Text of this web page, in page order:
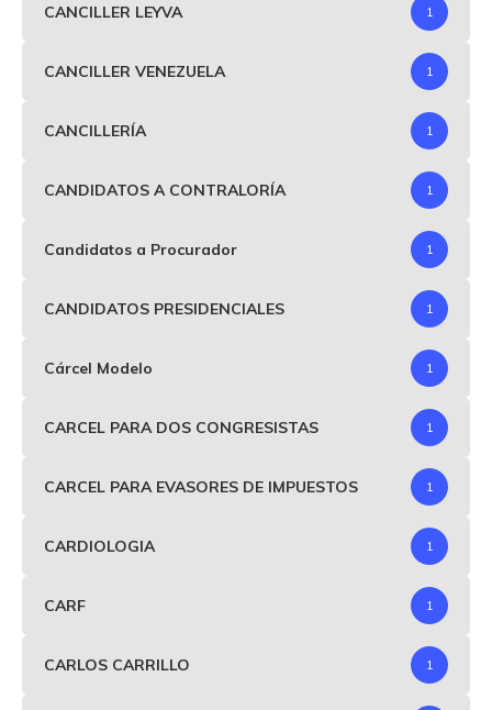
CANCILLER LEYVA 1
CANCILLER VENEZUELA 1
CANCILLERÍA 1
CANDIDATOS A CONTRALORÍA 1
Candidatos a Procurador 1
CANDIDATOS PRESIDENCIALES 1
Cárcel Modelo 1
CARCEL PARA DOS CONGRESISTAS 1
CARCEL PARA EVASORES DE IMPUESTOS 1
CARDIOLOGIA 1
CARF 1
CARLOS CARRILLO 1